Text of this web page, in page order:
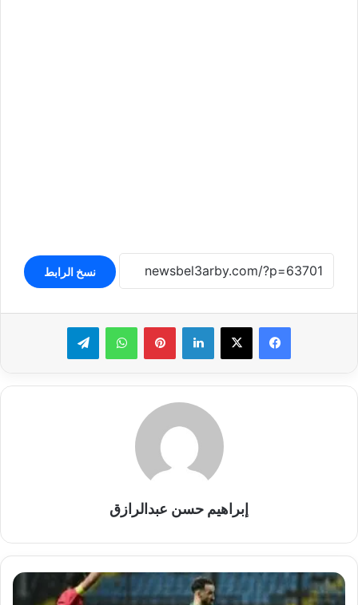
نسخ الرابط
لينكدإن بينتيريستواتساب تيلقرام
إبراهيم حسن عبدالرازق
التعادل
إلايجابي